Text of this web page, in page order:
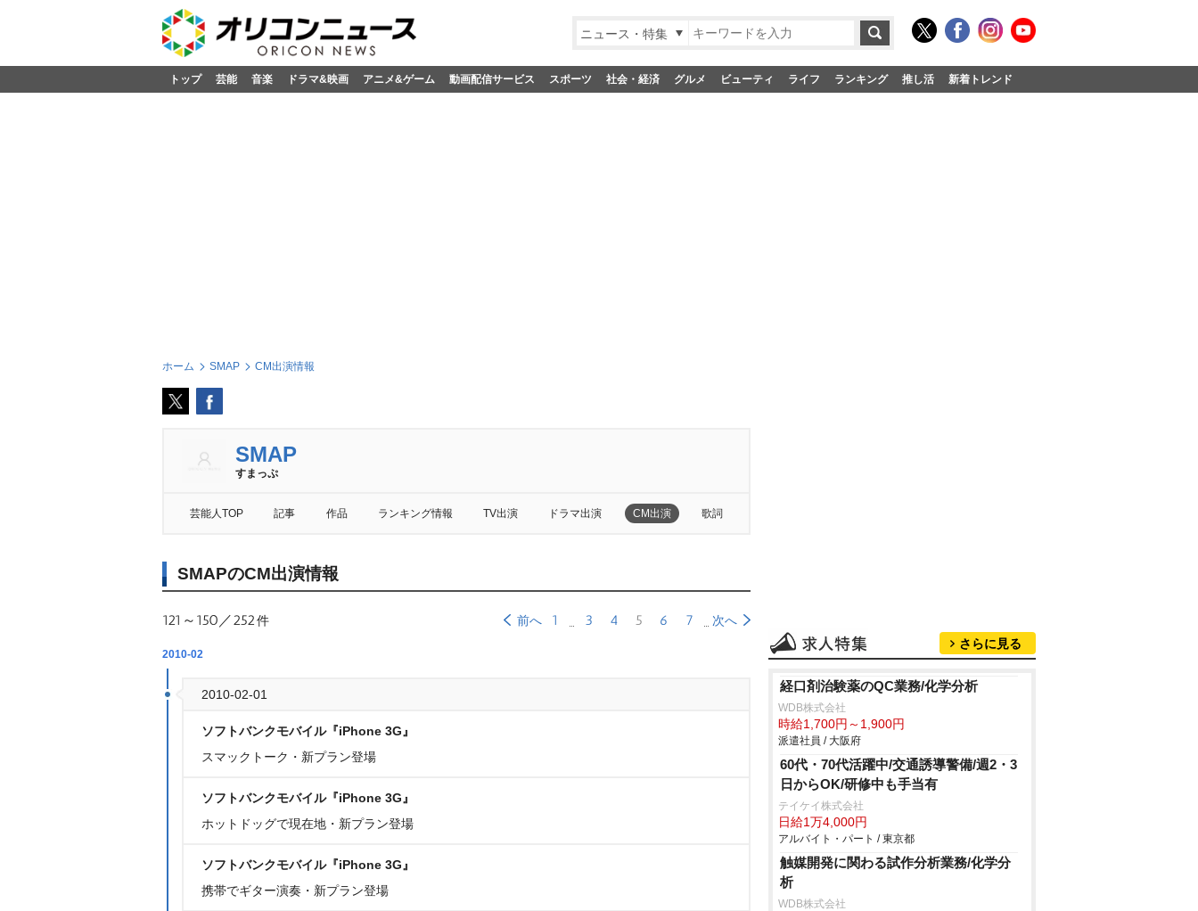
ニュース・特集
トップ 芸能 音楽 ドラマ&映画 アニメ&ゲーム 動画配信サービス スポーツ 社会・経済 グルメ ビューティ ライフ ランキング 推し活 新着トレンド
ホーム SMAP CM出演情報
SMAP
すまっぷ
芸能人TOP 記事 作品 ランキング情報 TV出演 ドラマ出演 CM出演 歌詞
SMAPのCM出演情報
121～150／252件 前へ 1 3 4 5 6 7 次へ
2010-02
2010-02-01
ソフトバンクモバイル『iPhone 3G』
スマックトーク・新プラン登場
ソフトバンクモバイル『iPhone 3G』
ホットドッグで現在地・新プラン登場
ソフトバンクモバイル『iPhone 3G』
携帯でギター演奏・新プラン登場
さらに見る
経口剤治験薬のQC業務/化学分析
WDB株式会社
時給1,700円～1,900円
派遣社員 / 大阪府
60代・70代活躍中/交通誘導警備/週2・3
日からOK/研修中も手当有
テイケイ株式会社
日給1万4,000円
アルバイト・パート / 東京都
触媒開発に関わる試作分析業務/化学分
析
WDB株式会社